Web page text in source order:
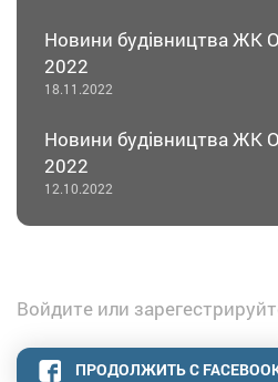
Новини будівництва ЖК
2022
18.11.2022
Новини будівництва ЖК
2022
12.10.2022
Войдите или
ПРОДОЛЖИТЬ С